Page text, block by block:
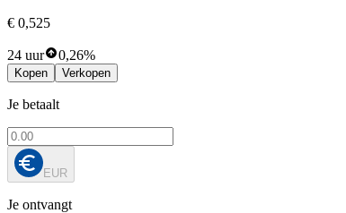
€ 0,525
24 uur 0,26%
Kopen Verkopen
Je betaalt
EUR
Je ontvangt